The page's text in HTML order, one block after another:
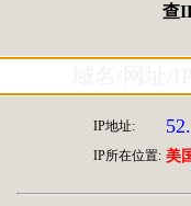
查
IP地址:
IP所在位置: 美